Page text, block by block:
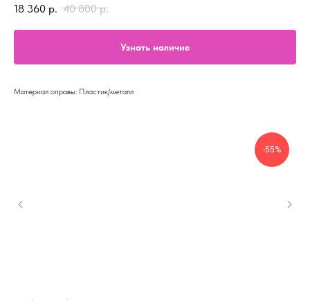
18 360 р. 40 800 р.
Узнать наличие
Материал оправы: Пластик/металл
-55%